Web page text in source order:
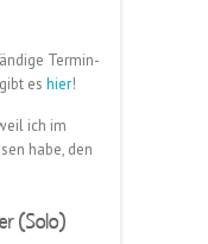
Termin-
es hier!
ich im
habe, den